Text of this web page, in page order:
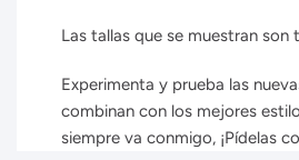
Las tallas que se muestran son
Experimenta y prueba las
combinan con los mejores
siempre va conmigo, ¡Pídelas